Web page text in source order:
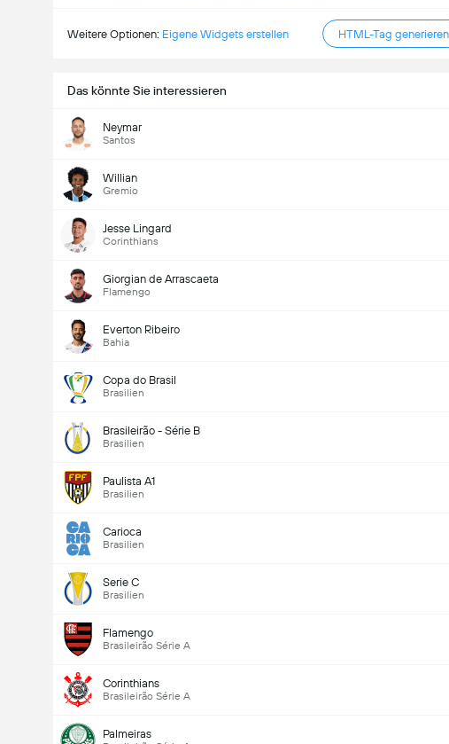
Weitere Optionen: Eigene Widgets erstellen HTML-Tag generieren
Das könnte Sie interessieren
Neymar
Santos
Willian
Gremio
Jesse Lingard
Corinthians
Giorgian de Arrascaeta
Flamengo
Everton Ribeiro
Bahia
Copa do Brasil
Brasilien
Brasileirão - Série B
Brasilien
Paulista A1
Brasilien
Carioca
Brasilien
Serie C
Brasilien
Flamengo
Brasileirão Série A
Corinthians
Brasileirão Série A
Palmeiras